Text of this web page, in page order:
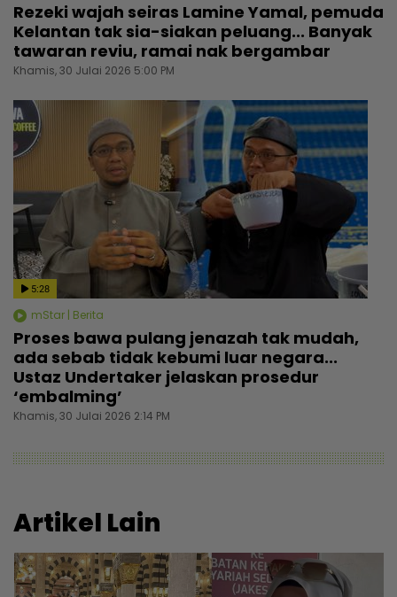
Rezeki wajah seiras Lamine Yamal, pemuda
Kelantan tak sia-siakan peluang... Banyak
tawaran reviu, ramai nak bergambar
Khamis, 30 Julai 2026 5:00 PM
5:28
mStar | Berita
Proses bawa pulang jenazah tak mudah,
ada sebab tidak kebumi luar negara...
Ustaz Undertaker jelaskan prosedur
‘embalming’
Khamis, 30 Julai 2026 2:14 PM
Artikel Lain